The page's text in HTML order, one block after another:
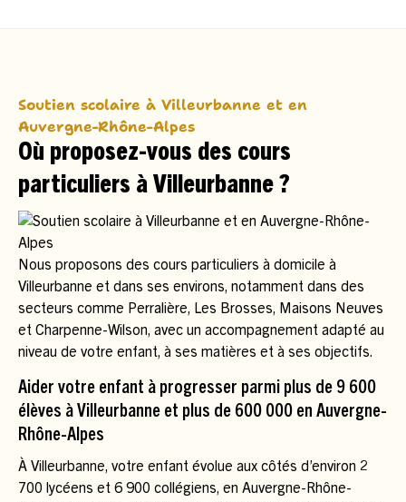
Soutien scolaire à Villeurbanne et en
Auvergne-Rhône-Alpes
Où proposez-vous des cours
particuliers à Villeurbanne ?
Nous proposons des cours particuliers à domicile à
Villeurbanne et dans ses environs, notamment dans des
secteurs comme Perralière, Les Brosses, Maisons Neuves
et Charpenne-Wilson, avec un accompagnement adapté au
niveau de votre enfant, à ses matières et à ses objectifs.
Aider votre enfant à progresser parmi plus de 9 600
élèves à Villeurbanne et plus de 600 000 en Auvergne-
Rhône-Alpes
À Villeurbanne, votre enfant évolue aux côtés d’environ 2
700 lycéens et 6 900 collégiens, en Auvergne-Rhône-